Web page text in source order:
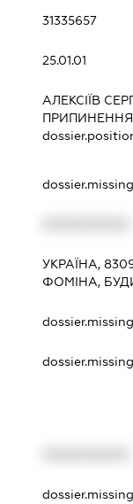
31335657
25.01.01
АЛЕКСІЇВ
ПРИПИНЕННЯ
УКРАЇНА,
ФОМІНА,